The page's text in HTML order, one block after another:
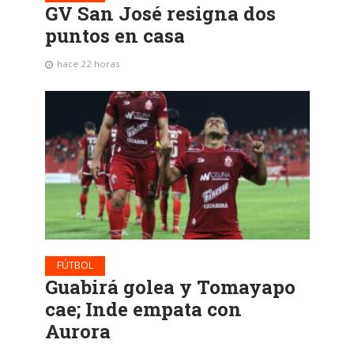
GV San José resigna dos
puntos en casa
hace 22 horas
FÚTBOL
Guabirá golea y Tomayapo
cae; Inde empata con
Aurora